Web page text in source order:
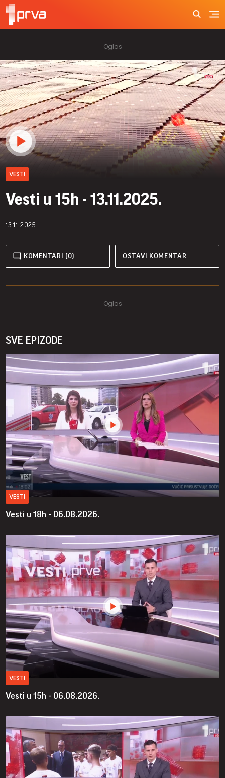
VESTI
Vesti u 15h - 13.11.2025.
13.11.2025.
KOMENTARI (0) OSTAVI KOMENTAR
SVE EPIZODE
VESTI
Vesti u 18h - 06.08.2026.
VESTI
Vesti u 15h - 06.08.2026.